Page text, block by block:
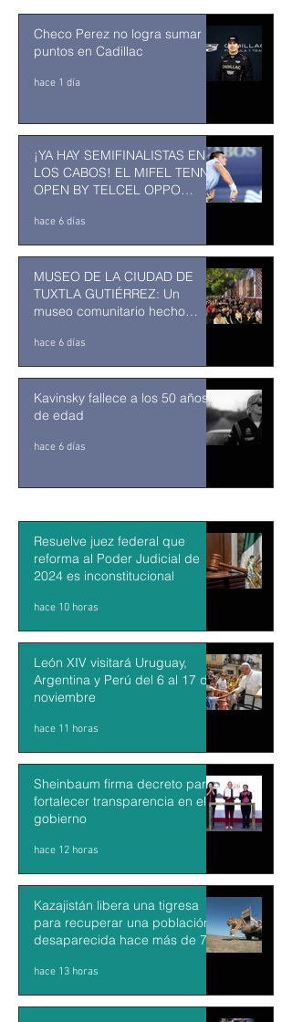
Checo Perez no logra sumar
puntos en Cadillac
hace 1 día
¡YA HAY SEMIFINALISTAS EN
LOS CABOS! EL MIFEL TENNIS
OPEN BY TELCEL OPPO
hace 6 días
MUSEO DE LA CIUDAD DE
TUXTLA GUTIÉRREZ: Un
museo comunitario hecho
hace 6 días
Kavinsky fallece a los 50 años
de edad
hace 6 días
Resuelve juez federal que
reforma al Poder Judicial de
2024 es inconstitucional
hace 10 horas
León XIV visitará Uruguay,
Argentina y Perú del 6 al 17 de
noviembre
hace 11 horas
Sheinbaum firma decreto para
fortalecer transparencia en el
gobierno
hace 12 horas
Kazajistán libera una tigresa
para recuperar una población
desaparecida hace más de 70
hace 13 horas